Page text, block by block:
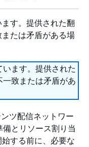
す。提供された翻
たは矛盾がある場
ます。提供された
致または矛盾があ
ツ配信ネットワー
備とリソース割り当
する前に、必要な